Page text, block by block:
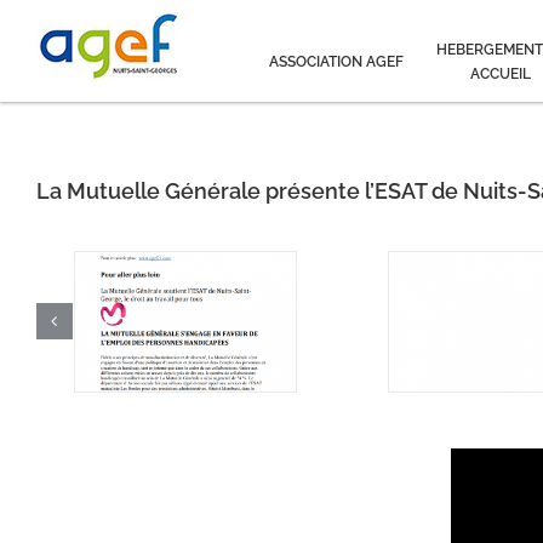
contenu
ASSOCIATION AGEF
ACCUEIL
La Mutuelle Générale présente l’ESAT de